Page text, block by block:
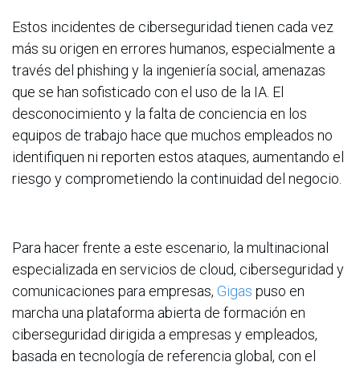
Estos incidentes de ciberseguridad tienen cada vez
más su origen en errores humanos, especialmente a
través del phishing y la ingeniería social, amenazas
que se han sofisticado con el uso de la IA. El
desconocimiento y la falta de conciencia en los
equipos de trabajo hace que muchos empleados no
identifiquen ni reporten estos ataques, aumentando el
riesgo y comprometiendo la continuidad del negocio.
Para hacer frente a este escenario, la multinacional
especializada en servicios de cloud, ciberseguridad y
comunicaciones para empresas, Gigas puso en
marcha una plataforma abierta de formación en
ciberseguridad dirigida a empresas y empleados,
basada en tecnología de referencia global, con el